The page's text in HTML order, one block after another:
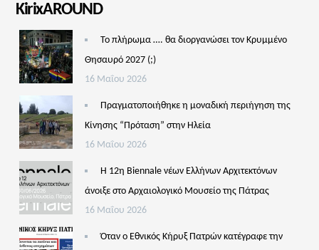
KirixAROUND
Το πλήρωμα …. θα διοργανώσει τον Κρυμμένο
Θησαυρό 2027 (;)
16 Μαΐου 2026
Πραγματοποιήθηκε η μοναδική περιήγηση της
Κίνησης “Πρόταση” στην Ηλεία
16 Μαΐου 2026
Η 12η Biennale νέων Ελλήνων Αρχιτεκτόνων
άνοιξε στο Αρχαιολογικό Μουσείο της Πάτρας
16 Μαΐου 2026
Όταν ο Εθνικός Κήρυξ Πατρών κατέγραφε την